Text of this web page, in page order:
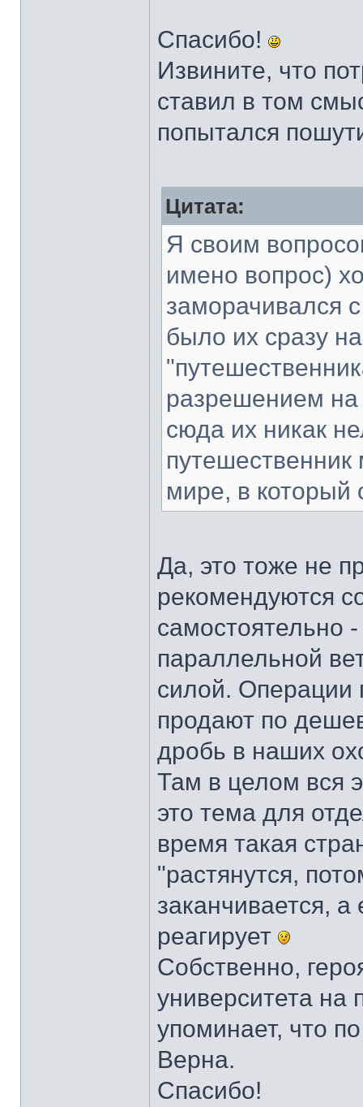
Спасибо!
Извините, что
ставил в том
попытался
Цитата:
Я своим
имено вопрос)
заморачивался
было их сразу
разрешением
сюда их никак
мире, в который
Да, это тоже не
рекомендуются
самостоятельно
параллельной
силой. Операции
продают по
дробь в наших
Там в целом вся
это тема для
время такая
"растянутся,
заканчивается,
реагирует
Собственно,
университета на
упоминает, что
Верна.
Спасибо!